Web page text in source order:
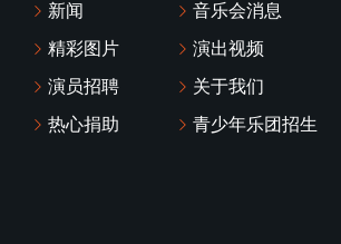
新闻
音乐会消息
精彩图片
演出视频
演员招聘
关于我们
热心捐助
青少年乐团招生